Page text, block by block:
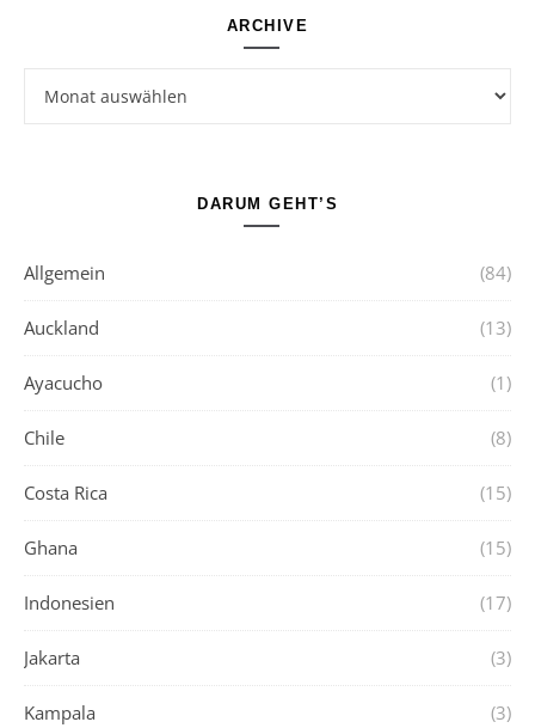
ARCHIVE
DARUM GEHT’S
Allgemein (84)
Auckland (13)
Ayacucho (1)
Chile (8)
Costa Rica (15)
Ghana (15)
Indonesien (17)
Jakarta (3)
Kampala (3)